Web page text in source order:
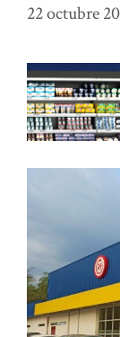
22 octubre